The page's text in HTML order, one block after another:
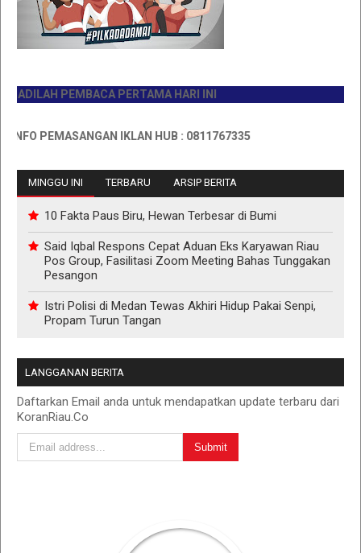
PEMBACA PERTAMA HARI INI
PEMASANGAN IKLAN HUB : 0811767335
MINGGU INI TERBARU ARSIP BERITA
10 Fakta Paus Biru, Hewan Terbesar di Bumi
Said Iqbal Respons Cepat Aduan Eks Karyawan Riau
Pos Group, Fasilitasi Zoom Meeting Bahas Tunggakan
Pesangon
Istri Polisi di Medan Tewas Akhiri Hidup Pakai Senpi,
Propam Turun Tangan
LANGGANAN BERITA
Daftarkan Email anda untuk mendapatkan update terbaru dari
KoranRiau.Co